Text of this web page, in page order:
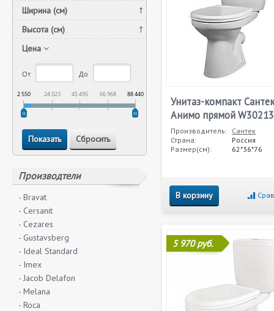
Ширина (см)
Высота (см)
Цена
От До
2 550 24 023 45 495 66 968 88 440
Производтели
- Bravat
- Cersanit
- Cezares
- Gustavsberg
- Ideal Standard
- Imex
- Jacob Delafon
- Melana
- Roca
Унитаз-компакт Сантек
Анимо прямой
Производитель: Сантек
Страна:
Россия
Размер(см):
62*36*76
В корзину
5 970 руб.